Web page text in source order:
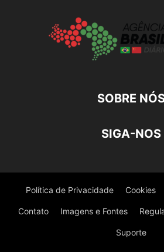
SOBRE
SIGA-NOS
Política de Privacidade Cookies
Contato Imagens e Fontes
Suporte